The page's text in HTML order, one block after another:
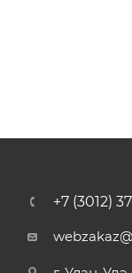
+7 (3012)